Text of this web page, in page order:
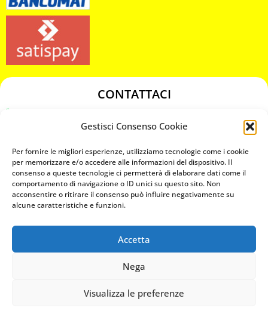
Gestisci Consenso Cookie
Per fornire le migliori esperienze, utilizziamo tecnologie come i cookie
per memorizzare e/o accedere alle informazioni del dispositivo. Il
consenso a queste tecnologie ci permetterà di elaborare dati come il
comportamento di navigazione o ID unici su questo sito. Non
acconsentire o ritirare il consenso può influire negativamente su
alcune caratteristiche e funzioni.
Accetta
Nega
Visualizza le preferenze
CONTATTACI
chiavicodificate@gmail.com
Privacy Policy
Cookie Policy
MAPS
CHIAMA ORA